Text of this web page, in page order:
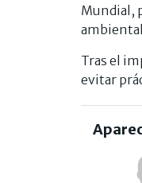
Mundial,
Tras el
evitar